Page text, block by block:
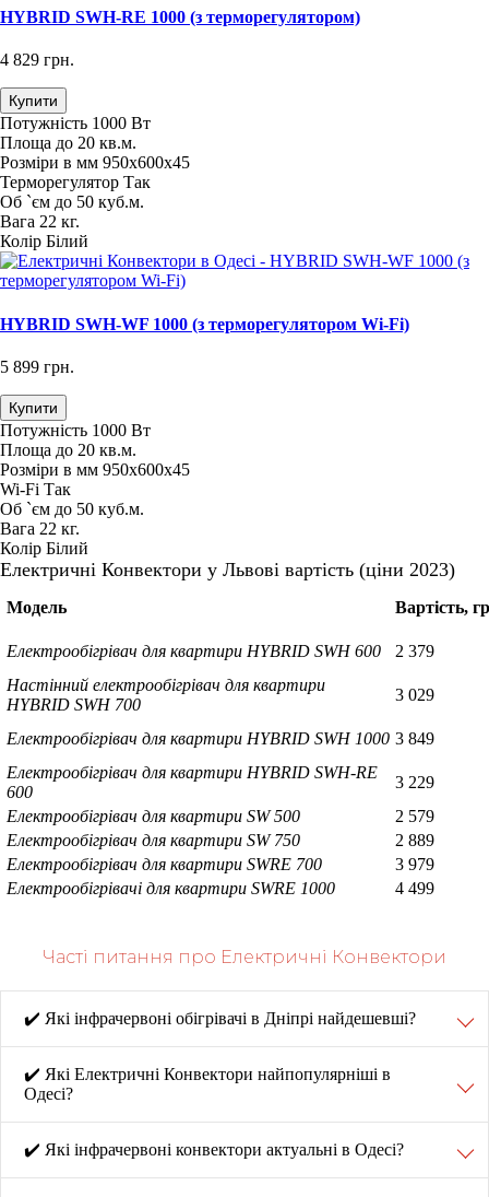
HYBRID SWH-RE 1000 (з терморегулятором)
4 829 грн.
Купити
Потужність 1000 Вт
Площа до 20 кв.м.
Розміри в мм 950х600х45
Терморегулятор Так
Об `єм до 50 куб.м.
Вага 22 кг.
Колір Білий
HYBRID SWH-WF 1000 (з терморегулятором Wi-Fi)
5 899 грн.
Купити
Потужність 1000 Вт
Площа до 20 кв.м.
Розміри в мм 950х600х45
Wi-Fi Так
Об `єм до 50 куб.м.
Вага 22 кг.
Колір Білий
Електричні Конвектори у Львові вартість (ціни 2023)
Модель Вартість,
Електрообігрівач для квартири HYBRID SWH 600
2 379
Настінний електрообігрівач для квартири
HYBRID SWH 700
3 029
Електрообігрівач для квартири HYBRID SWH 1000 3 849
Електрообігрівач для квартири HYBRID SWH-RE
600
3 229
Електрообігрівач для квартири SW 500
2 579
Електрообігрівач для квартири SW 750
2 889
Електрообігрівач для квартири SWRE 700
3 979
Електрообігрівачі для квартири SWRE 1000
4 499
Часті питання про Електричні Конвектори
✔️ Які інфрачервоні обігрівачі в Дніпрі найдешевші?
✔️ Які Електричні Конвектори найпопулярніші в
Одесі?
✔️ Які інфрачервоні конвектори актуальні в Одесі?